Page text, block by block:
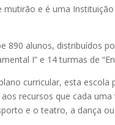
e é uma
890 alunos, distribuídos
I” e 14 turmas de
curricular, esta
recursos que cada
e o teatro, a dança